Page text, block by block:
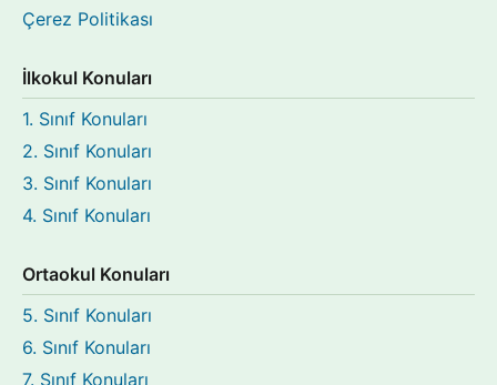
Çerez Politikası
İlkokul Konuları
1. Sınıf Konuları
2. Sınıf Konuları
3. Sınıf Konuları
4. Sınıf Konuları
Ortaokul Konuları
5. Sınıf Konuları
6. Sınıf Konuları
7. Sınıf Konuları